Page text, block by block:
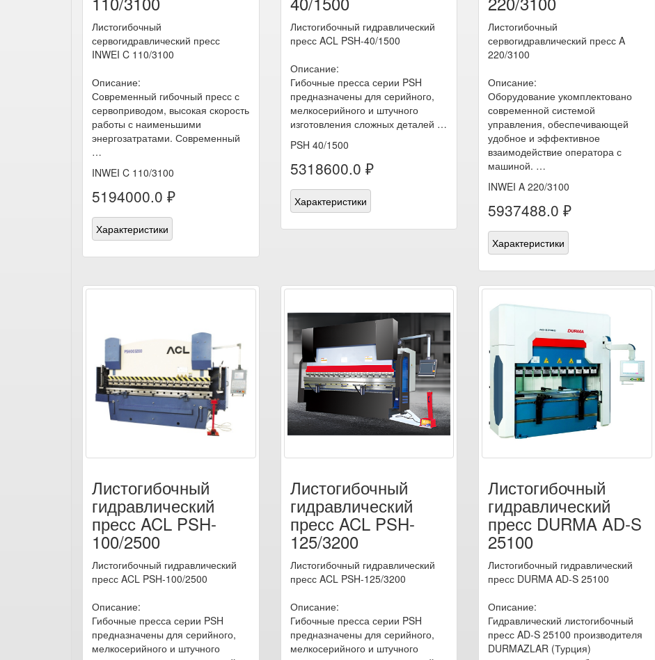
Листогибочный
сервогидравлический пресс
INWEI C 110/3100
Описание:
Современный гибочный пресс с
сервоприводом, высокая скорость
работы с наименьшими
энергозатратами. Современный
…
INWEI C 110/3100
5194000.0 ₽
Характеристики
Листогибочный гидравлический
пресс ACL PSH-40/1500
Описание:
Гибочные пресса серии PSH
предназначены для серийного,
мелкосерийного и штучного
изготовления сложных деталей …
PSH 40/1500
5318600.0 ₽
Характеристики
Листогибочный
сервогидравлический пресс A
220/3100
Описание:
Оборудование укомплектовано
современной системой
управления, обеспечивающей
удобное и эффективное
взаимодействие оператора с
машиной. …
INWEI A 220/3100
5937488.0 ₽
Характеристики
Листогибочный
гидравлический
пресс ACL PSH-
100/2500
Листогибочный гидравлический
пресс ACL PSH-100/2500
Описание:
Гибочные пресса серии PSH
предназначены для серийного,
мелкосерийного и штучного
Листогибочный
гидравлический
пресс ACL PSH-
125/3200
Листогибочный гидравлический
пресс ACL PSH-125/3200
Описание:
Гибочные пресса серии PSH
предназначены для серийного,
мелкосерийного и штучного
Листогибочный
гидравлический
пресс DURMA AD-S
25100
Листогибочный гидравлический
пресс DURMA AD-S 25100
Описание:
Гидравлический листогибочный
пресс AD-S 25100 производителя
DURMAZLAR (Турция)